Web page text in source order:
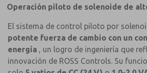
Operación piloto de solenoide de
El sistema de control piloto por
potente fuerza de cambio con un
energía , un logro de ingeniería que
innovación de ROSS Controls. Su